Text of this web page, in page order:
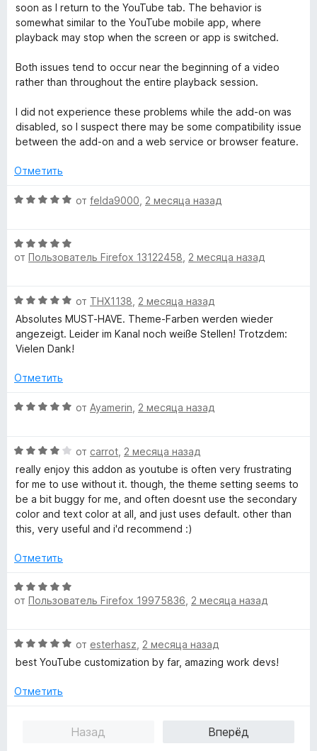
5
а
1
и
5
soon as I return to the YouTube tab. The behavior is
somewhat similar to the YouTube mobile app, where
playback may stop when the screen or app is switched.
Both issues tend to occur near the beginning of a video
rather than throughout the entire playback session.
I did not experience these problems while the add-on was
disabled, so I suspect there may be some compatibility issue
between the add-on and a web service or browser feature.
Отметить
О
н
е
н
а
5
и
5
от felda9000 2 месяца назад
О
ц
е
н
о
н
5
з
от Пользователь Firefox 13122458 2 месяца назад
О
ц
е
н
н
н
и
5
от THX1138 2 месяца назад
Absolutes MUST-HAVE. Theme-Farben werden wieder
angezeigt. Leider im Kanal noch weiße Stellen! Trotzdem:
Vielen Dank!
Отметить
О
н
е
н
о
н
а
и
5
от Ayamerin 2 месяца назад
О
ц
е
н
е
н
н
4
и
от carrot 2 месяца назад
really enjoy this addon as youtube is often very frustrating
for me to use without it. though, the theme setting seems to
be a bit buggy for me, and often doesnt use the secondary
color and text color at all, and just uses default. other than
this, very useful and i'd recommend :)
Отметить
О
ц
е
н
н
от Пользователь Firefox 19975836 2 месяца назад
О
ц
н
от esterhasz 2 месяца назад
best YouTube customization by far, amazing work devs!
Отметить
Назад
Вперёд